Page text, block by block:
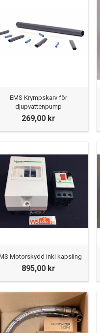
EMS Krympskarv för
djupvattenpump
269,00 kr
Motorskydd inkl kapsling
895,00 kr